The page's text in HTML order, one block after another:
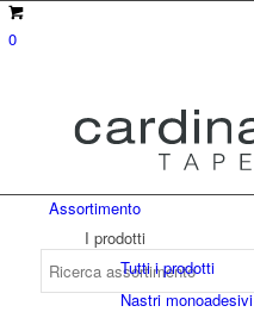
0
Assortimento
I prodotti
Tutti i prodotti
Nastri monoadesivi